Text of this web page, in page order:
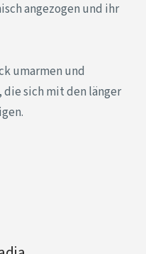
angezogen und ihr
umarmen und
sich mit den länger